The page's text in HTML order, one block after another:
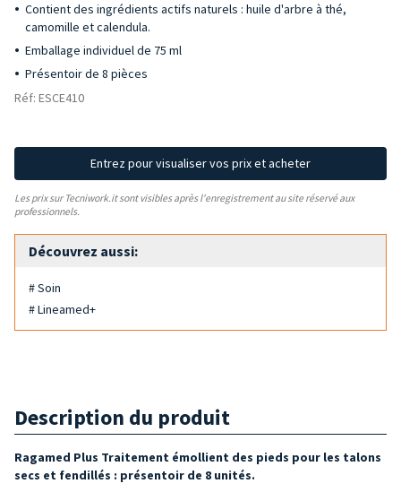
Contient des ingrédients actifs naturels : huile d'arbre à thé,
camomille et calendula.
Emballage individuel de 75 ml
Présentoir de 8 pièces
Réf: ESCE410
Entrez pour visualiser vos prix et acheter
Les prix sur Tecniwork.it sont visibles après l'enregistrement au site réservé aux
professionnels.
Découvrez aussi:
# Soin
# Lineamed+
Description du produit
Ragamed Plus Traitement émollient des pieds pour les talons
secs et fendillés : présentoir de 8 unités.